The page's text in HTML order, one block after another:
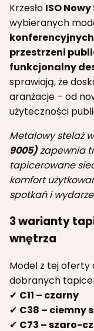
Krzesło ISO
wybieranych
przestrzeni
funkcjonalny
sprawiają, że
aranżacje – od
użyteczności
Metalowy stelaż
9005)zapewnia
tapicerowane
komfort
spotkań i
3 warianty
wnętrza
Model z tej
dobranych
✔ C11 – czarny
✔ C38 – ciemny
✔ C73 – szaro-